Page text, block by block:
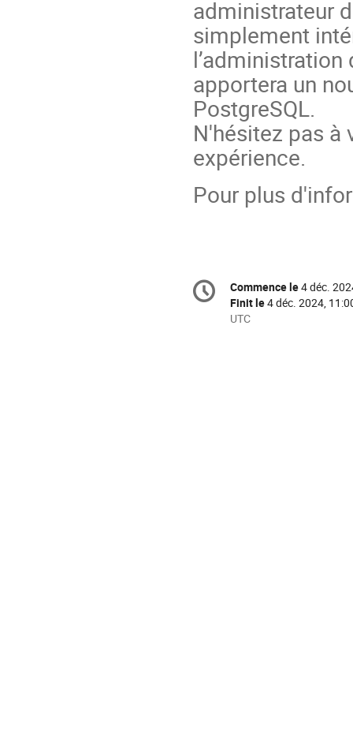
administrateur
simplement
apportera un
PostgreSQL.
N'hésitez pas à
expérience.
Pour plus
Information
de
Date/Heure
Commence le4 déc.
Finit le4 déc. 2024,
Toutes
UTC